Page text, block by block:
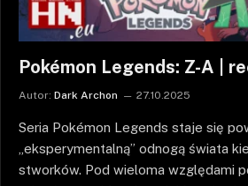
Pokémon Legends: Z-A |
Autor: Dark Archon 27.10.2025
Seria Pokémon Legends staje się
„eksperymentalną” odnogą świata
stworków. Pod wieloma względami